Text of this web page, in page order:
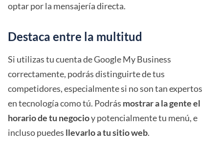
optar por la mensajería directa.
Destaca entre la multitud
Si utilizas tu cuenta de Google My Business
correctamente, podrás distinguirte de tus
competidores, especialmente si no son tan expertos
en tecnología como tú. Podrás mostrar a la gente el
horario de tu negocioy potencialmente tu menú, e
incluso puedes llevarlo a tu sitio web.